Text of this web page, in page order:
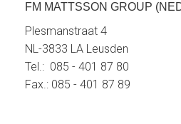
FM MATTSSON GROUP
Plesmanstraat 4
NL-3833 LA Leusden
Tel.: 085 - 401 87 80
Fax.: 085 - 401 87 89